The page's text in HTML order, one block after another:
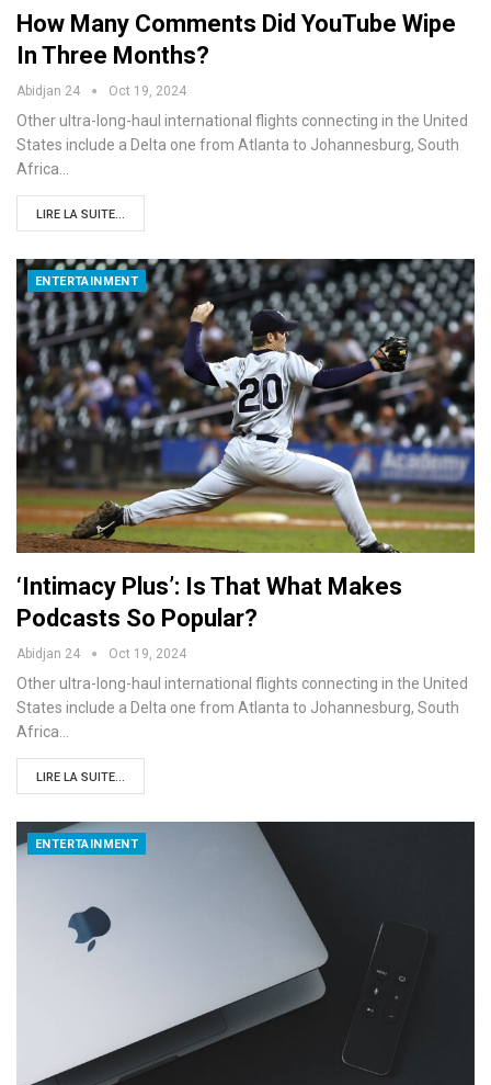
How Many Comments Did YouTube Wipe
In Three Months?
Abidjan 24 Oct 19, 2024
Other ultra-long-haul international flights connecting in the United
States include a Delta one from Atlanta to Johannesburg, South
Africa…
LIRE LA SUITE...
ENTERTAINMENT
‘Intimacy Plus’: Is That What Makes
Podcasts So Popular?
Abidjan 24 Oct 19, 2024
Other ultra-long-haul international flights connecting in the United
States include a Delta one from Atlanta to Johannesburg, South
Africa…
LIRE LA SUITE...
ENTERTAINMENT